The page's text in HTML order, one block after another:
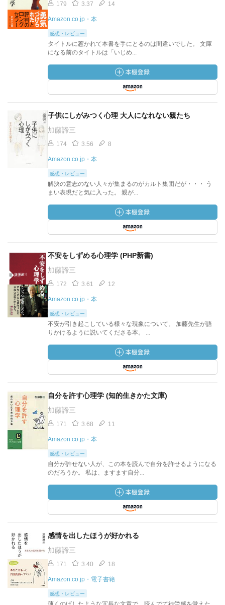
179 3.37 14
Amazon.co.jp・本
感想・レビュー
タイトルに惹かれて本書を手にとるのは間違いでした。 文庫
になる前のタイトルは「いじめ...
子供にしがみつく心理 大人になれない親たち
加藤諦三
174 3.56 8
Amazon.co.jp・本
感想・レビュー
解決の意志のない人々が集まるのがカルト集団だが・・・ う
まい表現だと気に入った。 親が...
不安をしずめる心理学 (PHP新書)
加藤諦三
172 3.61 12
Amazon.co.jp・本
感想・レビュー
不安が引き起こしている様々な現象について。 加藤先生が語
りかけるように説いてくださる本。 ...
自分を許す心理学 (知的生きかた文庫)
加藤諦三
171 3.68 11
Amazon.co.jp・本
感想・レビュー
自分が許せない人が、この本を読んで自分を許せるようになる
のだろうか。 私は、ますます自分...
感情を出したほうが好かれる
加藤諦三
171 3.40 18
Amazon.co.jp・電子書籍
感想・レビュー